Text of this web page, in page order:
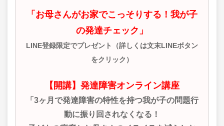
「お母さんがお家でこっそりする！我が子
の発達チェック」
LINE登録限定でプレゼント（詳しくは文末LINEボタン
をクリック）
【開講】発達障害オンライン講座
「3ヶ月で発達障害の特性を持つ我が子の問題行
動に振り回されなくなる！